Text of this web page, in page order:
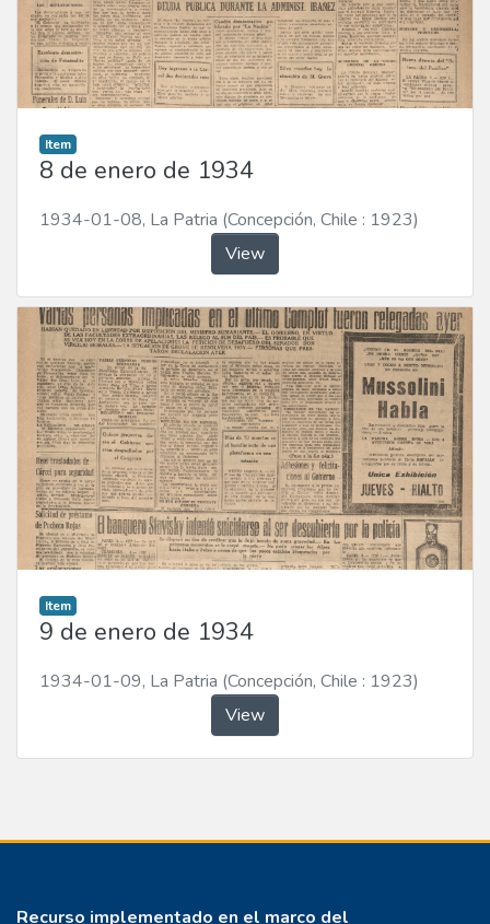
Item
8 de enero de 1934
1934-01-08, La Patria (Concepción, Chile : 1923)
View
Item
9 de enero de 1934
1934-01-09, La Patria (Concepción, Chile : 1923)
View
Recurso implementado en el marco del